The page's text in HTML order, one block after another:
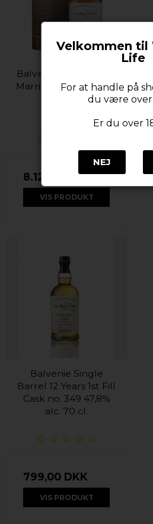
Balvenie 25 YO - Rare
Marriages single malt
8.120,00 DKK
VIS PRODUKT
Balvenie Single
Barrel 12 Years 1st Fill
Cask no. 349 47,8%
alc. 70 cl.
799,00 DKK
VIS PRODUKT
Velkommen til
Life
For at handle på
du være over
Er du over
NEJ